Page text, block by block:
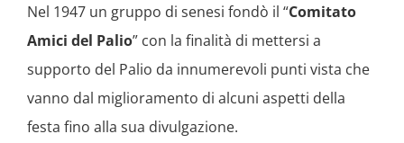
Nel 1947 un gruppo di senesi fondò il “Comitato
Amici del Palio” con la finalità di mettersi a
supporto del Palio da innumerevoli punti vista che
vanno dal miglioramento di alcuni aspetti della
festa fino alla sua divulgazione.